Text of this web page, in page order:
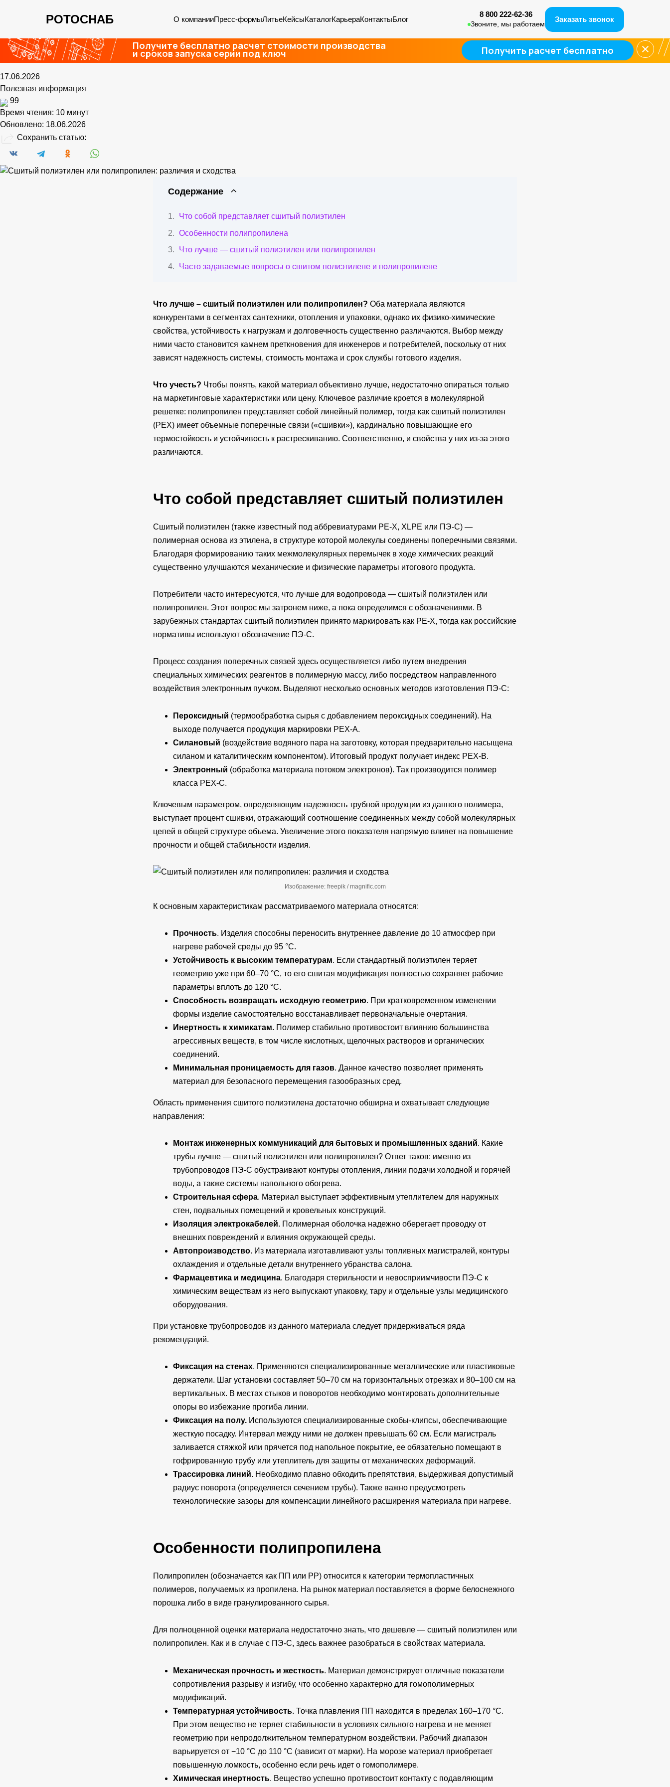
РОТОСНАБ О компанииПресс-формыЛитьеКейсыКаталогКарьераКонтактыБлог
8 800 222-62-36
Звонитe, мы работаем
Заказать звонок
Сшитый полиэтилен или полипропилен: различия и сходства
17.06.2026
Полезная информация
99
Время чтения: 10 минут
Обновлено: 18.06.2026
Сохранить статью:
Содержание
Что собой представляет сшитый полиэтилен
Особенности полипропилена
Что лучше — сшитый полиэтилен или полипропилен
Часто задаваемые вопросы о сшитом полиэтилене и полипропилене
Что лучше – сшитый полиэтилен или полипропилен? Оба материала являются
конкурентами в сегментах сантехники, отопления и упаковки, однако их физико-химические
свойства, устойчивость к нагрузкам и долговечность существенно различаются. Выбор между
ними часто становится камнем преткновения для инженеров и потребителей, поскольку от них
зависят надежность системы, стоимость монтажа и срок службы готового изделия.
Что учесть? Чтобы понять, какой материал объективно лучше, недостаточно опираться только
на маркетинговые характеристики или цену. Ключевое различие кроется в молекулярной
решетке: полипропилен представляет собой линейный полимер, тогда как сшитый полиэтилен
(PEX) имеет объемные поперечные связи («сшивки»), кардинально повышающие его
термостойкость и устойчивость к растрескиванию. Соответственно, и свойства у них из-за этого
различаются.
Что собой представляет сшитый полиэтилен
Сшитый полиэтилен (также известный под аббревиатурами PE-X, XLPE или ПЭ-С) —
полимерная основа из этилена, в структуре которой молекулы соединены поперечными связями.
Благодаря формированию таких межмолекулярных перемычек в ходе химических реакций
существенно улучшаются механические и физические параметры итогового продукта.
Потребители часто интересуются, что лучше для водопровода — сшитый полиэтилен или
полипропилен. Этот вопрос мы затронем ниже, а пока определимся с обозначениями. В
зарубежных стандартах сшитый полиэтилен принято маркировать как PE-X, тогда как российские
нормативы используют обозначение ПЭ-С.
Процесс создания поперечных связей здесь осуществляется либо путем внедрения
специальных химических реагентов в полимерную массу, либо посредством направленного
воздействия электронным пучком. Выделяют несколько основных методов изготовления ПЭ-С:
Пероксидный (термообработка сырья с добавлением пероксидных соединений). На
выходе получается продукция маркировки PEX-A.
Силановый (воздействие водяного пара на заготовку, которая предварительно насыщена
силаном и каталитическим компонентом). Итоговый продукт получает индекс PEX-B.
Электронный (обработка материала потоком электронов). Так производится полимер
класса PEX-C.
Ключевым параметром, определяющим надежность трубной продукции из данного полимера,
выступает процент сшивки, отражающий соотношение соединенных между собой молекулярных
цепей в общей структуре объема. Увеличение этого показателя напрямую влияет на повышение
прочности и общей стабильности изделия.
Изображение: freepik / magnific.com
К основным характеристикам рассматриваемого материала относятся:
Прочность. Изделия способны переносить внутреннее давление до 10 атмосфер при
нагреве рабочей среды до 95 °С.
Устойчивость к высоким температурам. Если стандартный полиэтилен теряет
геометрию уже при 60–70 °С, то его сшитая модификация полностью сохраняет рабочие
параметры вплоть до 120 °С.
Способность возвращать исходную геометрию. При кратковременном изменении
формы изделие самостоятельно восстанавливает первоначальные очертания.
Инертность к химикатам. Полимер стабильно противостоит влиянию большинства
агрессивных веществ, в том числе кислотных, щелочных растворов и органических
соединений.
Минимальная проницаемость для газов. Данное качество позволяет применять
материал для безопасного перемещения газообразных сред.
Область применения сшитого полиэтилена достаточно обширна и охватывает следующие
направления:
Монтаж инженерных коммуникаций для бытовых и промышленных зданий. Какие
трубы лучше — сшитый полиэтилен или полипропилен? Ответ таков: именно из
трубопроводов ПЭ-С обустраивают контуры отопления, линии подачи холодной и горячей
воды, а также системы напольного обогрева.
Строительная сфера. Материал выступает эффективным утеплителем для наружных
стен, подвальных помещений и кровельных конструкций.
Изоляция электрокабелей. Полимерная оболочка надежно оберегает проводку от
внешних повреждений и влияния окружающей среды.
Автопроизводство. Из материала изготавливают узлы топливных магистралей, контуры
охлаждения и отдельные детали внутреннего убранства салона.
Фармацевтика и медицина. Благодаря стерильности и невосприимчивости ПЭ-С к
химическим веществам из него выпускают упаковку, тару и отдельные узлы медицинского
оборудования.
При установке трубопроводов из данного материала следует придерживаться ряда
рекомендаций.
Фиксация на стенах. Применяются специализированные металлические или пластиковые
держатели. Шаг установки составляет 50–70 см на горизонтальных отрезках и 80–100 см на
вертикальных. В местах стыков и поворотов необходимо монтировать дополнительные
опоры во избежание прогиба линии.
Фиксация на полу. Используются специализированные скобы-клипсы, обеспечивающие
жесткую посадку. Интервал между ними не должен превышать 60 см. Если магистраль
заливается стяжкой или прячется под напольное покрытие, ее обязательно помещают в
гофрированную трубу или утеплитель для защиты от механических деформаций.
Трассировка линий. Необходимо плавно обходить препятствия, выдерживая допустимый
радиус поворота (определяется сечением трубы). Также важно предусмотреть
технологические зазоры для компенсации линейного расширения материала при нагреве.
Особенности полипропилена
Полипропилен (обозначается как ПП или PP) относится к категории термопластичных
полимеров, получаемых из пропилена. На рынок материал поставляется в форме белоснежного
порошка либо в виде гранулированного сырья.
Для полноценной оценки материала недостаточно знать, что дешевле — сшитый полиэтилен или
полипропилен. Как и в случае с ПЭ-С, здесь важнее разобраться в свойствах материала.
Механическая прочность и жесткость. Материал демонстрирует отличные показатели
сопротивления разрыву и изгибу, что особенно характерно для гомополимерных
модификаций.
Температурная устойчивость. Точка плавления ПП находится в пределах 160–170 °С.
При этом вещество не теряет стабильности в условиях сильного нагрева и не меняет
геометрию при непродолжительном температурном воздействии. Рабочий диапазон
варьируется от −10 °С до 110 °С (зависит от марки). На морозе материал приобретает
повышенную ломкость, особенно если речь идет о гомополимере.
Химическая инертность. Вещество успешно противостоит контакту с подавляющим
Получите бесплатно расчет стоимости производства
и сроков запуска серии под ключ Получить расчет бесплатно